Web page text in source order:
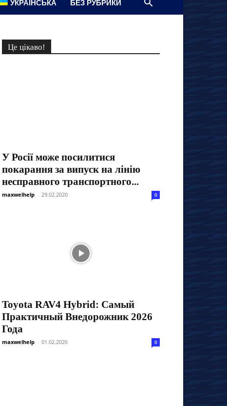
УКРАЇНСЬКА БЕЗ РУБРИКИ
Це цікаво!
У Росії може посилитися
покарання за випуск на лінію
несправного транспортного...
maxwelhelp - 29.02.2020 0
Toyota RAV4 Hybrid: Самый
Практичный Внедорожник 2026
Года
maxwelhelp - 01.02.2026 0